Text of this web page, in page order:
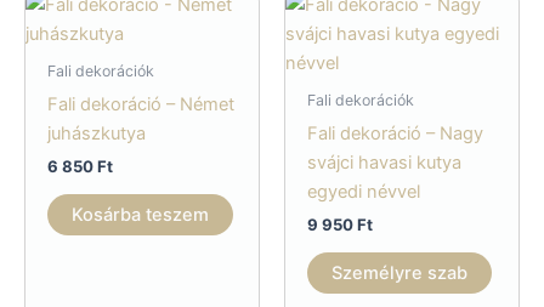
Fali dekorációk
Fali dekoráció – Német
juhászkutya
6 850Ft
Kosárba teszem
Fali dekorációk
Fali dekoráció – Nagy
svájci havasi kutya
egyedi névvel
9 950Ft
Személyre szab